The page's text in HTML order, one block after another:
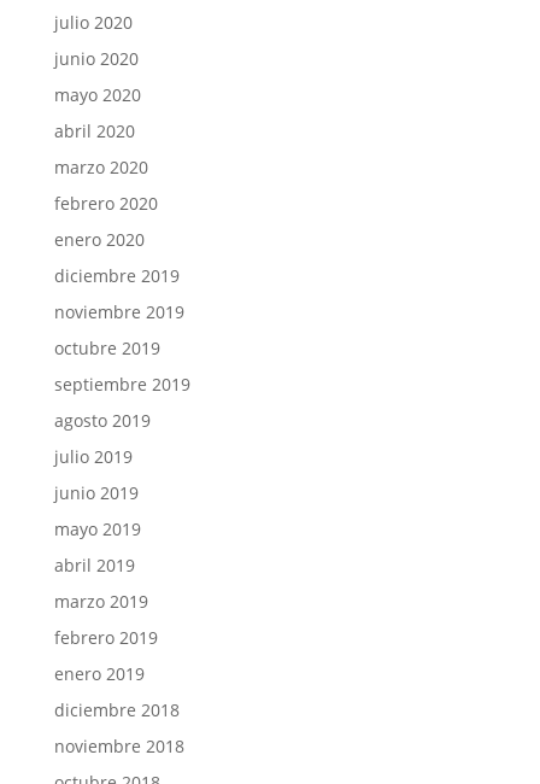
julio 2020
junio 2020
mayo 2020
abril 2020
marzo 2020
febrero 2020
enero 2020
diciembre 2019
noviembre 2019
octubre 2019
septiembre 2019
agosto 2019
julio 2019
junio 2019
mayo 2019
abril 2019
marzo 2019
febrero 2019
enero 2019
diciembre 2018
noviembre 2018